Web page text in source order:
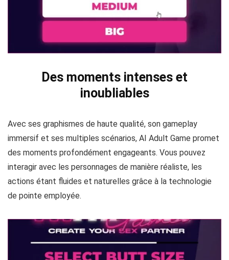
Des moments intenses et
inoubliables
Avec ses graphismes de haute qualité, son gameplay
immersif et ses multiples scénarios, AI Adult Game promet
des moments profondément engageants. Vous pouvez
interagir avec les personnages de manière réaliste, les
actions étant fluides et naturelles grâce à la technologie
de pointe employée.